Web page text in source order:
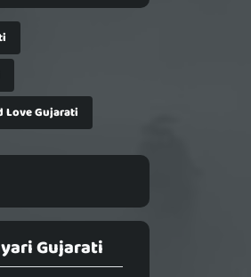
Love Gujarati
Gujarati